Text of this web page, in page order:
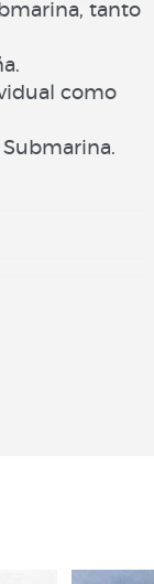
tanto
como